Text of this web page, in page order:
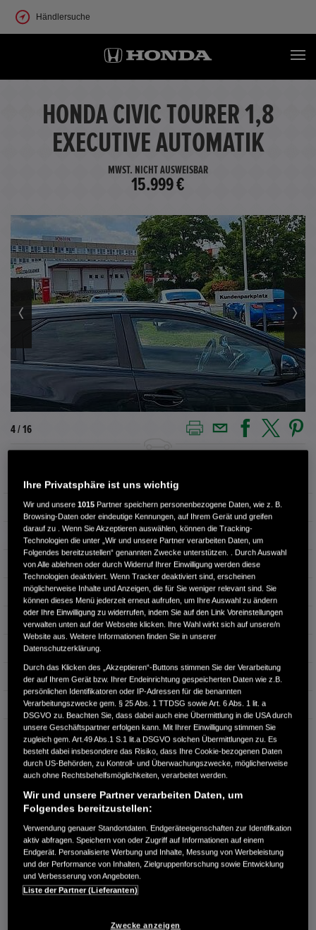
Händlersuche
HONDA CIVIC TOURER 1,8
EXECUTIVE AUTOMATIK
MWST. NICHT AUSWEISBAR
15.999 €
4 / 16
Außenfarbe CRYSTAL BLACK
Kilometerstand 82.300 km
Kraftstoffart Benzin
Getriebe Automatik
Türen 4
Leistung 104 kW / 141 PS
Hubraum
Erstzulassung 10.2014
Bauart Kombi
AUTOHAUS ROSCHER BAUTZEN GMBH
Neusalzaer Straße 63
02625 Bautzen
RUFEN SIE UNS AN:
0359131310
Route planen
Händlerbestand anzeigen
Dealer Website anzeigen
Händler kontaktieren
Ihre Privatsphäre ist uns wichtig
Wir und unsere1015 Partner speichern personenbezogene Daten, wie z. B.
Browsing-Daten oder eindeutige Kennungen, auf Ihrem Gerät und greifen
darauf zu . Wenn Sie Akzeptieren auswählen, können die Tracking-
Technologien die unter „Wir und unsere Partner verarbeiten Daten, um
Folgendes bereitzustellen“ genannten Zwecke unterstützen. . Durch Auswahl
von Alle ablehnen oder durch Widerruf Ihrer Einwilligung werden diese
Technologien deaktiviert. Wenn Tracker deaktiviert sind, erscheinen
möglicherweise Inhalte und Anzeigen, die für Sie weniger relevant sind. Sie
können dieses Menü jederzeit erneut aufrufen, um Ihre Auswahl zu ändern
oder Ihre Einwilligung zu widerrufen, indem Sie auf den Link Voreinstellungen
verwalten unten auf der Webseite klicken. Ihre Wahl wirkt sich auf unsere/n
Website aus. Weitere Informationen finden Sie in unserer
Datenschutzerklärung.
Durch das Klicken des „Akzeptieren“-Buttons stimmen Sie der Verarbeitung
der auf Ihrem Gerät bzw. Ihrer Endeinrichtung gespeicherten Daten wie z.B.
persönlichen Identifikatoren oder IP-Adressen für die benannten
Verarbeitungszwecke gem. § 25 Abs. 1 TTDSG sowie Art. 6 Abs. 1 lit. a
DSGVO zu. Beachten Sie, dass dabei auch eine Übermittlung in die USA durch
unsere Geschäftspartner erfolgen kann. Mit Ihrer Einwilligung stimmen Sie
zugleich gem. Art.49 Abs.1 S.1 lit.a DSGVO solchen Übermittlungen zu. Es
besteht dabei insbesondere das Risiko, dass Ihre Cookie-bezogenen Daten
durch US-Behörden, zu Kontroll- und Überwachungszwecke, möglicherweise
auch ohne Rechtsbehelfsmöglichkeiten, verarbeitet werden.
Wir und unsere Partner verarbeiten Daten, um
Folgendes bereitzustellen:
Verwendung genauer Standortdaten. Endgeräteeigenschaften zur Identifikation
aktiv abfragen. Speichern von oder Zugriff auf Informationen auf einem
Endgerät. Personalisierte Werbung und Inhalte, Messung von Werbeleistung
und der Performance von Inhalten, Zielgruppenforschung sowie Entwicklung
und Verbesserung von Angeboten.
Liste der Partner (Lieferanten)
Zwecke anzeigen